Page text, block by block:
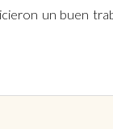
un buen